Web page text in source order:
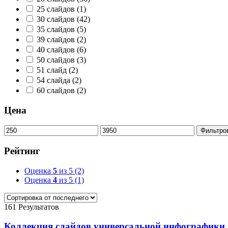
25 слайдов (1)
30 слайдов (42)
35 слайдов (5)
39 слайдов (2)
40 слайдов (6)
50 слайдов (3)
51 слайд (2)
54 слайда (2)
60 слайдов (2)
Цена
Минимальная
цена
Максимальная
цена
Рейтинг
Оценка 5 из 5 (2)
Оценка 4 из 5 (1)
161 Результатов